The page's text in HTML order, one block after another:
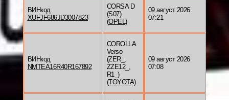
ВИНкод
XUFJF686JD3007823
CORSA D
(S07)
(OPEL)
09 август 2026
07:21
ВИНкод
NMTEA16R40R167892
COROLLA
Verso
(ZER_,
ZZE12_,
R1_)
(TOYOTA)
09 август 2026
07:08